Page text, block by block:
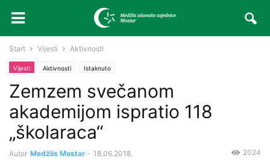
Start Vijesti Aktivnosti
Vijesti Aktivnosti Istaknuto
Zemzem svečanom
akademijom ispratio 118
„školaraca“
Autor Medžlis Mostar - 18.06.2018. 2024